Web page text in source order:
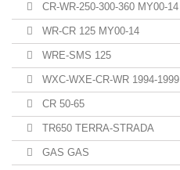
CR-WR-250-300-360 MY00-14
WR-CR 125 MY00-14
WRE-SMS 125
WXC-WXE-CR-WR 1994-1999
CR 50-65
TR650 TERRA-STRADA
GAS GAS